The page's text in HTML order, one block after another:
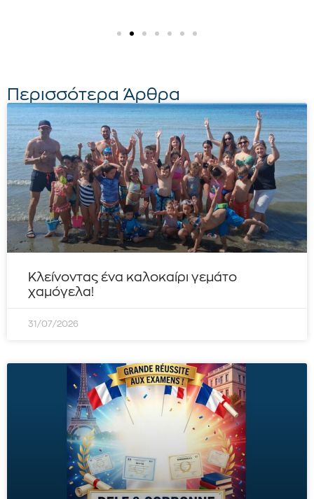
Περισσότερα Άρθρα
Κλείνοντας ένα καλοκαίρι γεμάτο
χαμόγελα!
31/07/2026